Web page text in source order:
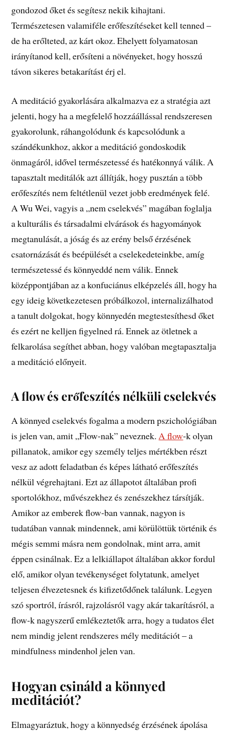
gondozod őket és segítesz nekik kihajtani.
Természetesen valamiféle erőfeszítéseket kell tenned –
de ha erőlteted, az kárt okoz. Ehelyett folyamatosan
irányítanod kell, erősíteni a növényeket, hogy hosszú
távon sikeres betakarítást érj el.
A meditáció gyakorlására alkalmazva ez a stratégia azt
jelenti, hogy ha a megfelelő hozzáállással rendszeresen
gyakorolunk, ráhangolódunk és kapcsolódunk a
szándékunkhoz, akkor a meditáció gondoskodik
önmagáról, idővel természetessé és hatékonnyá válik. A
tapasztalt meditálók azt állítják, hogy pusztán a több
erőfeszítés nem feltétlenül vezet jobb eredmények felé.
A Wu Wei, vagyis a „nem cselekvés” magában foglalja
a kulturális és társadalmi elvárások és hagyományok
megtanulását, a jóság és az erény belső érzésének
csatornázását és beépülését a cselekedeteinkbe, amíg
természetessé és könnyeddé nem válik. Ennek
középpontjában az a konfuciánus elképzelés áll, hogy ha
egy ideig következetesen próbálkozol, internalizálhatod
a tanult dolgokat, hogy könnyedén megtestesíthesd őket
és ezért ne kelljen figyelned rá. Ennek az ötletnek a
felkarolása segíthet abban, hogy valóban megtapasztalja
a meditáció előnyeit.
A flow és erőfeszítés nélküli cselekvés
A könnyed cselekvés fogalma a modern pszichológiában
is jelen van, amit „Flow-nak” neveznek. A flow-k olyan
pillanatok, amikor egy személy teljes mértékben részt
vesz az adott feladatban és képes látható erőfeszítés
nélkül végrehajtani. Ezt az állapotot általában profi
sportolókhoz, művészekhez és zenészekhez társítják.
Amikor az emberek flow-ban vannak, nagyon is
tudatában vannak mindennek, ami körülöttük történik és
mégis semmi másra nem gondolnak, mint arra, amit
éppen csinálnak. Ez a lelkiállapot általában akkor fordul
elő, amikor olyan tevékenységet folytatunk, amelyet
teljesen élvezetesnek és kifizetődőnek találunk. Legyen
szó sportról, írásról, rajzolásról vagy akár takarításról, a
flow-k nagyszerű emlékeztetők arra, hogy a tudatos élet
nem mindig jelent rendszeres mély meditációt – a
mindfulness mindenhol jelen van.
Hogyan csináld a könnyed
meditációt?
Elmagyaráztuk, hogy a könnyedség érzésének ápolása